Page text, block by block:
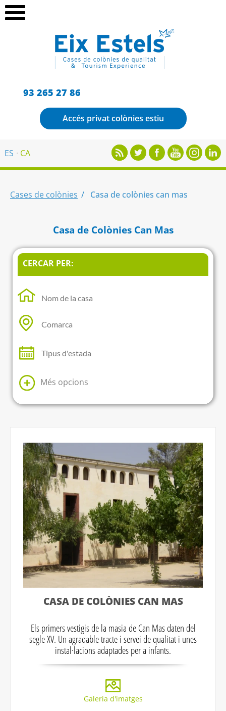
93 265 27 86
Accés privat colònies estiu
ES CA
Cases de colònies Casa de colònies can mas
Casa de Colònies Can Mas
CERCAR PER:
Més opcions
CASA DE COLÒNIES CAN MAS
Els primers vestigis de la masia de Can Mas daten del
segle XV. Un agradable tracte i servei de qualitat i unes
instal·lacions adaptades per a infants.
Galeria d'imatges